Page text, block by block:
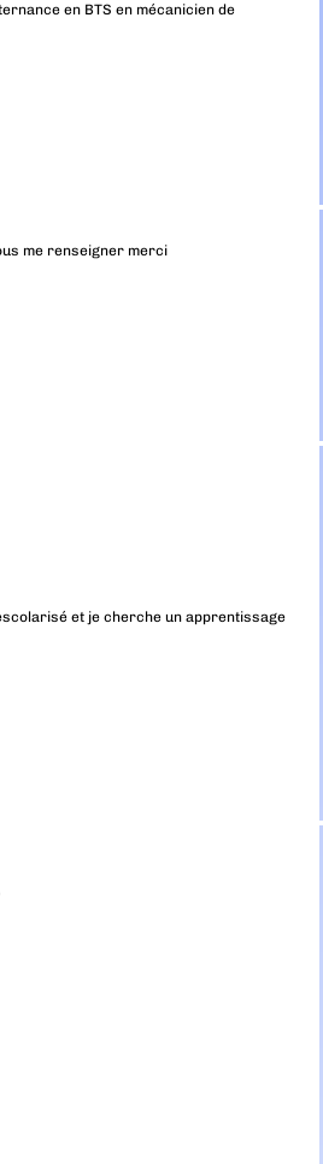
en BTS en mécanicien de
me renseigner merci
et je cherche un apprentissage